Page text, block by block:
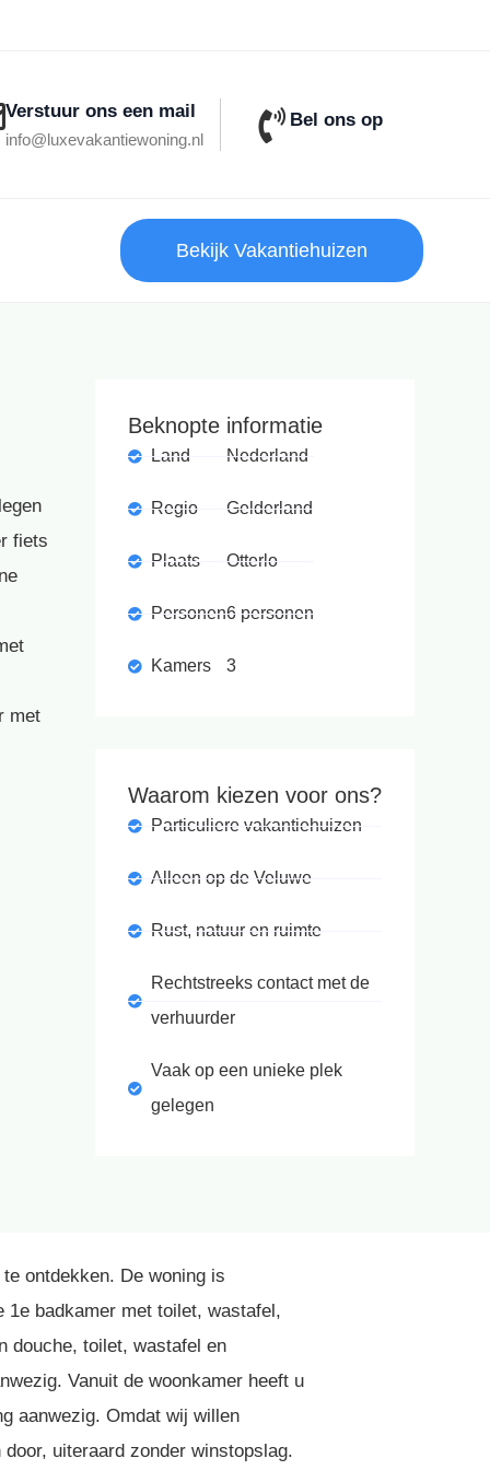
Verstuur ons een mail
info@luxevakantiewoning.nl
Bel ons op
Bekijk Vakantiehuizen
fiets
met
Beknopte informatie
Land
Regio
Plaats
Personen
Kamers
Nederland
Gelderland
Otterlo
6 personen
3
Waarom kiezen voor ons?
Particuliere vakantiehuizen
Alleen op de Veluwe
Rust, natuur en ruimte
Rechtstreeks contact met de
verhuurder
Vaak op een unieke plek
gelegen
ontdekken. De woning is
badkamer met toilet, wastafel,
douche, toilet, wastafel en
Vanuit de woonkamer heeft u
aanwezig. Omdat wij willen
uiteraard zonder winstopslag.